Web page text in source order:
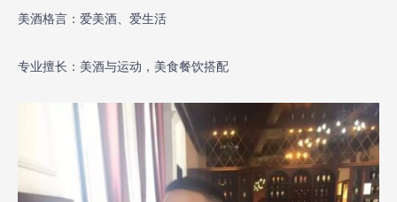
美酒格言：爱美酒、爱生活
专业擅长：美酒与运动，美食餐饮搭配